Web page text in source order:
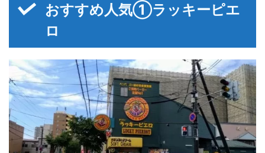
おすすめ人気①ラッキーピエ
ロ